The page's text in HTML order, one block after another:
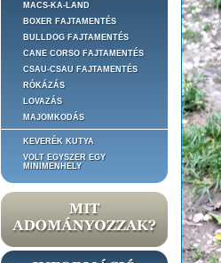
MACS-KA-LAND
BOXER FAJTAMENTÉS
BULLDOG FAJTAMENTÉS
CANE CORSO FAJTAMENTÉS
CSAU-CSAU FAJTAMENTÉS
RÓKÁZÁS
LOVAZÁS
MAJOMKODÁS
KEVERÉK KUTYA
VOLT EGYSZER EGY
MINIMENHELY